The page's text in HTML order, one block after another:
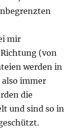
mir
(von
werden in
immer
die
und sind so in